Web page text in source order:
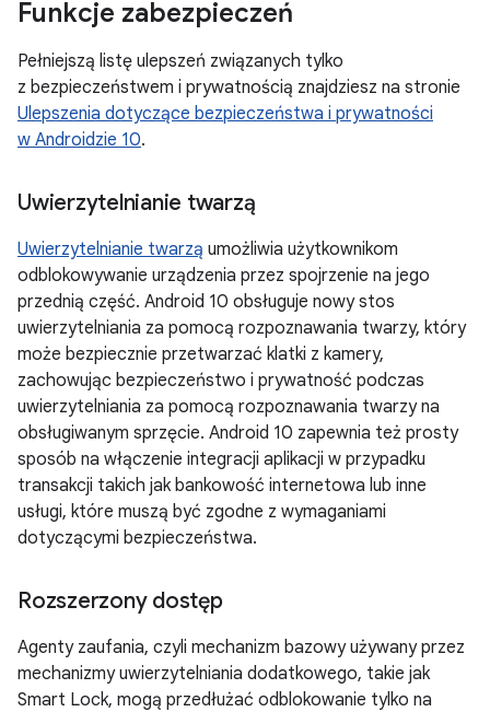
Funkcje zabezpieczeń
Pełniejszą listę ulepszeń związanych tylko
z bezpieczeństwem i prywatnością znajdziesz na stronie
Ulepszenia dotyczące bezpieczeństwa i prywatności
w Androidzie 10.
Uwierzytelnianie twarzą
Uwierzytelnianie twarzą umożliwia użytkownikom
odblokowywanie urządzenia przez spojrzenie na jego
przednią część. Android 10 obsługuje nowy stos
uwierzytelniania za pomocą rozpoznawania twarzy, który
może bezpiecznie przetwarzać klatki z kamery,
zachowując bezpieczeństwo i prywatność podczas
uwierzytelniania za pomocą rozpoznawania twarzy na
obsługiwanym sprzęcie. Android 10 zapewnia też prosty
sposób na włączenie integracji aplikacji w przypadku
transakcji takich jak bankowość internetowa lub inne
usługi, które muszą być zgodne z wymaganiami
dotyczącymi bezpieczeństwa.
Rozszerzony dostęp
Agenty zaufania, czyli mechanizm bazowy używany przez
mechanizmy uwierzytelniania dodatkowego, takie jak
Smart Lock, mogą przedłużać odblokowanie tylko na